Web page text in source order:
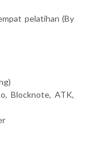
pelatihan (By
Blocknote, ATK,